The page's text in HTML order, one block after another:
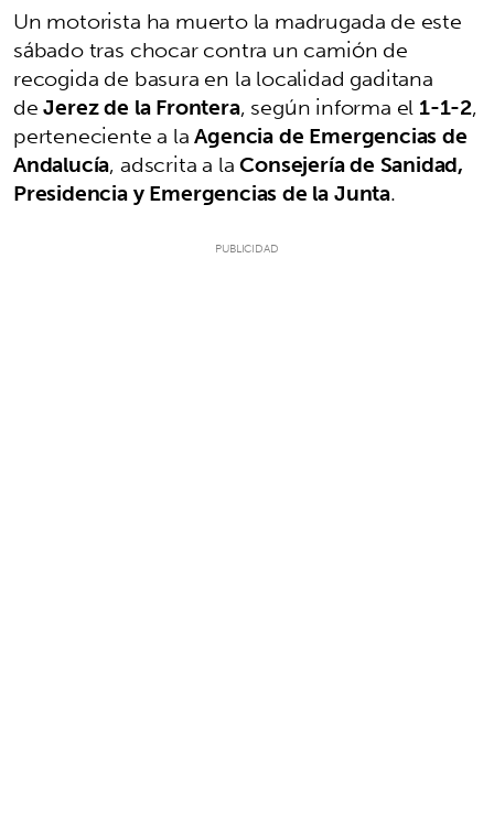
Un motorista ha muerto la madrugada de este
sábado tras chocar contra un camión de
recogida de basura en la localidad gaditana
deJerez de la Frontera, según informa el1-1-2,
perteneciente a laAgencia de Emergencias de
Andalucía, adscrita a laConsejería de Sanidad,
Presidencia y Emergencias de la Junta.